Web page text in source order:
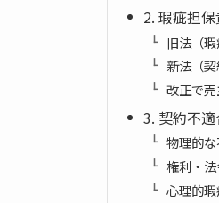
2. 瑕疵担
旧法（
新法（
改正で
3. 契約不
物理的
権利・
心理的